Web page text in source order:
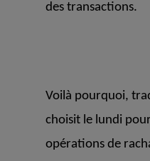
des transactions.
Voilà pourquoi,
choisit le lundi
opérations de